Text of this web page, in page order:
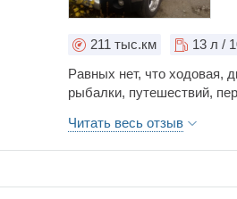
високому рівні .
211 тыс.км 13 л /
Равных нет, что ходовая,
рыбалки, путешествий,
Читать весь отзыв